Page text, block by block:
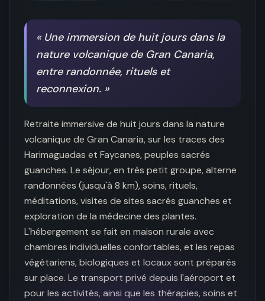
« Une immersion de huit jours dans la
nature volcanique de Gran Canaria,
entre randonnée, rituels et
reconnexion. »
Retraite immersive de huit jours dans la nature
volcanique de Gran Canaria, sur les traces des
Harimaguadas et Faycanes, peuples sacrés
guanches. Le séjour, en très petit groupe, alterne
randonnées (jusqu'à 8 km), soins, rituels,
méditations, visites de sites sacrés guanches et
exploration de la médecine des plantes.
L'hébergement se fait en maison rurale avec
chambres individuelles confortables, et les repas
végétariens, biologiques et locaux sont préparés
sur place. Le transport privé depuis l'aéroport et
pour les activités, ainsi que les thérapies, soins et